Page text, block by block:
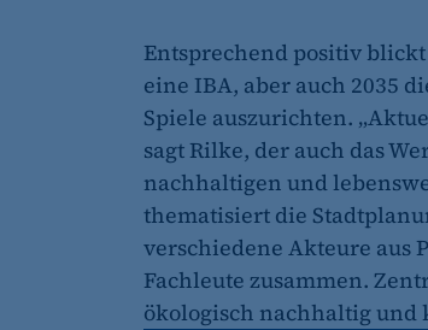
Entsprechend positiv
eine IBA, aber auch 2035
Spiele auszurichten.
sagt Rilke, der auch das
nachhaltigen und
thematisiert die
verschiedene Akteure aus
Fachleute zusammen.
ökologisch nachhaltig